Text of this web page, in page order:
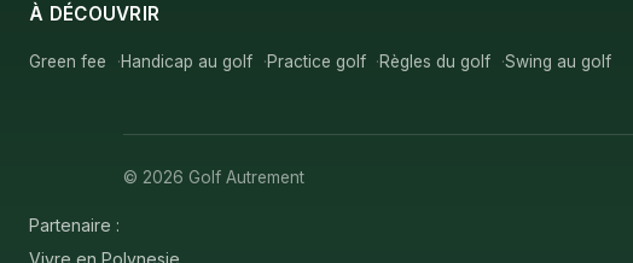
À DÉCOUVRIR
Green fee Handicap au golf Practice golf Règles du golf Swing au golf
© 2026 Golf Autrement
Partenaire :
Vivre en Polynesie